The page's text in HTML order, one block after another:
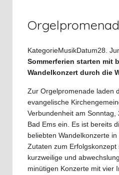
KategorieMusikDatum28.
Sommerferien starten mit
Wandelkonzert durch die
Zur Orgelpromenade laden
evangelische
Verbundenheit am
Bad Ems ein. Es ist bereits
beliebten Wandelkonzerte
Zutaten zum
kurzweilige und
minütigen Konzerte mit vier